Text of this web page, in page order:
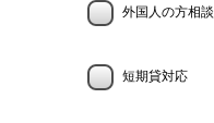
外国人の方相談
短期貸対応